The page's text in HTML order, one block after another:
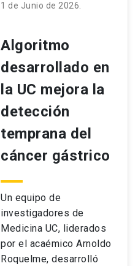
1 de Junio de 2026.
Algoritmo
desarrollado en
la UC mejora la
detección
temprana del
cáncer gástrico
Un equipo de
investigadores de
Medicina UC, liderados
por el acaémico Arnoldo
Roquelme, desarrolló